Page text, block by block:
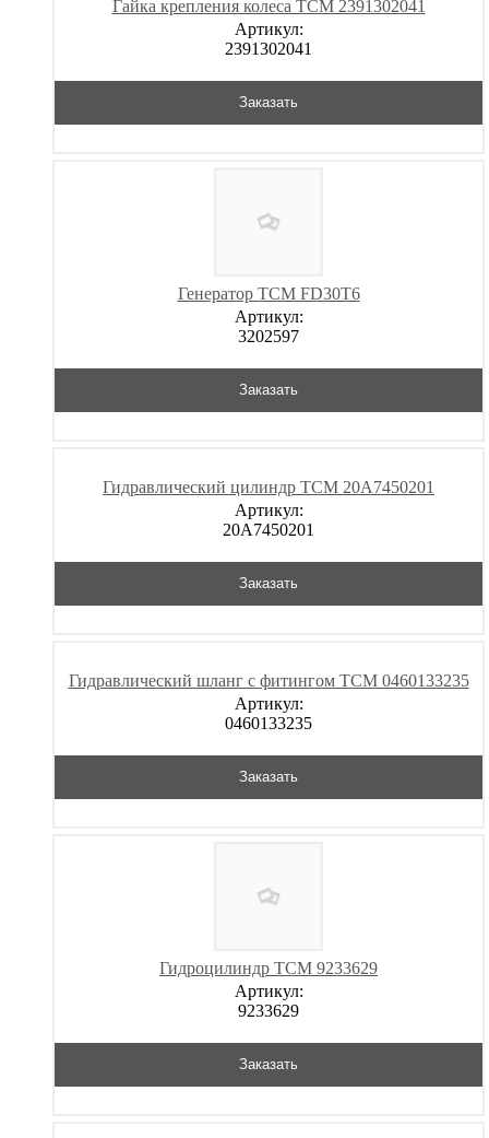
Гайка крепления колеса TCM 2391302041
Артикул:
2391302041
Заказать
Генератор TCM FD30T6
Артикул:
3202597
Заказать
Гидравлический цилиндр TCM 20A7450201
Артикул:
20A7450201
Заказать
Гидравлический шланг с фитингом TCM 0460133235
Артикул:
0460133235
Заказать
Гидроцилиндр TCM 9233629
Артикул:
9233629
Заказать